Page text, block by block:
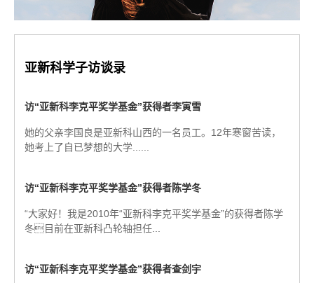
亚新科学子访谈录
访“亚新科李克平奖学基金”获得者李寅雪
她的父亲李国良是亚新科山西的一名员工。12年寒窗苦读，
她考上了自已梦想的大学......
访“亚新科李克平奖学基金”获得者陈学冬
“大家好！我是2010年“亚新科李克平奖学基金”的获得者陈学
冬目前在亚新科凸轮轴担任...
访“亚新科李克平奖学基金”获得者查剑宇